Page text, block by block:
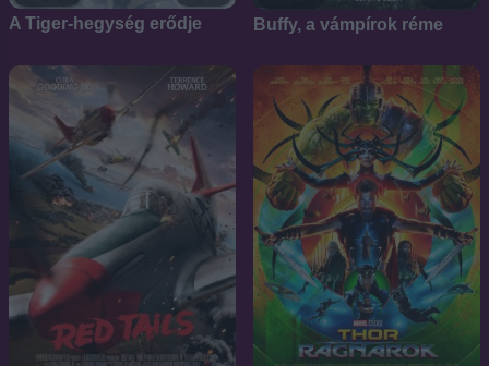
A Tiger-hegység erődje Buffy, a vámpírok réme